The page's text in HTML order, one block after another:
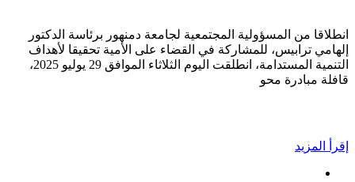
انطلاقا من المسؤولية المجتمعية لجامعة دمنهور برئاسة الدكتور
إلهامي ترابيس، للمشاركة في القضاء على الأمية تحقيقا لأهداف
التنمية المستدامة، انطلقت اليوم الثلاثاء الموافق 29 يوليو 2025،
قافلة مبادرة محو
إقرأ المزيد